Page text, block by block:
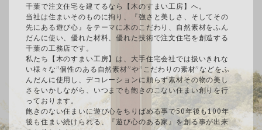
千葉で注文住宅を建てるなら【木のすまい工房】へ。
当社は住まいそのものに拘り、『強さと美しさ、そしてその
先にある遊び心』をテーマに木のこだわり、自然素材をふん
だんに使い、優れた材料、優れた技術で注文住宅を創造する
千葉の工務店です。
私たち【木のすまい工房】は、大手住宅会社では扱いきれな
い様々な”個性のある自然素材”や”こだわりの素材”などをふ
んだんに使用し、デコレーションに頼らず素材その物の美し
さをいかしながら、いつまでも飽きのこない住まい創りを行
っております。
飽きのない住まいに遊び心をちりばめる事で50年後も100年
後も住まい続けられる、『遊び心のある家』を創る事が出来